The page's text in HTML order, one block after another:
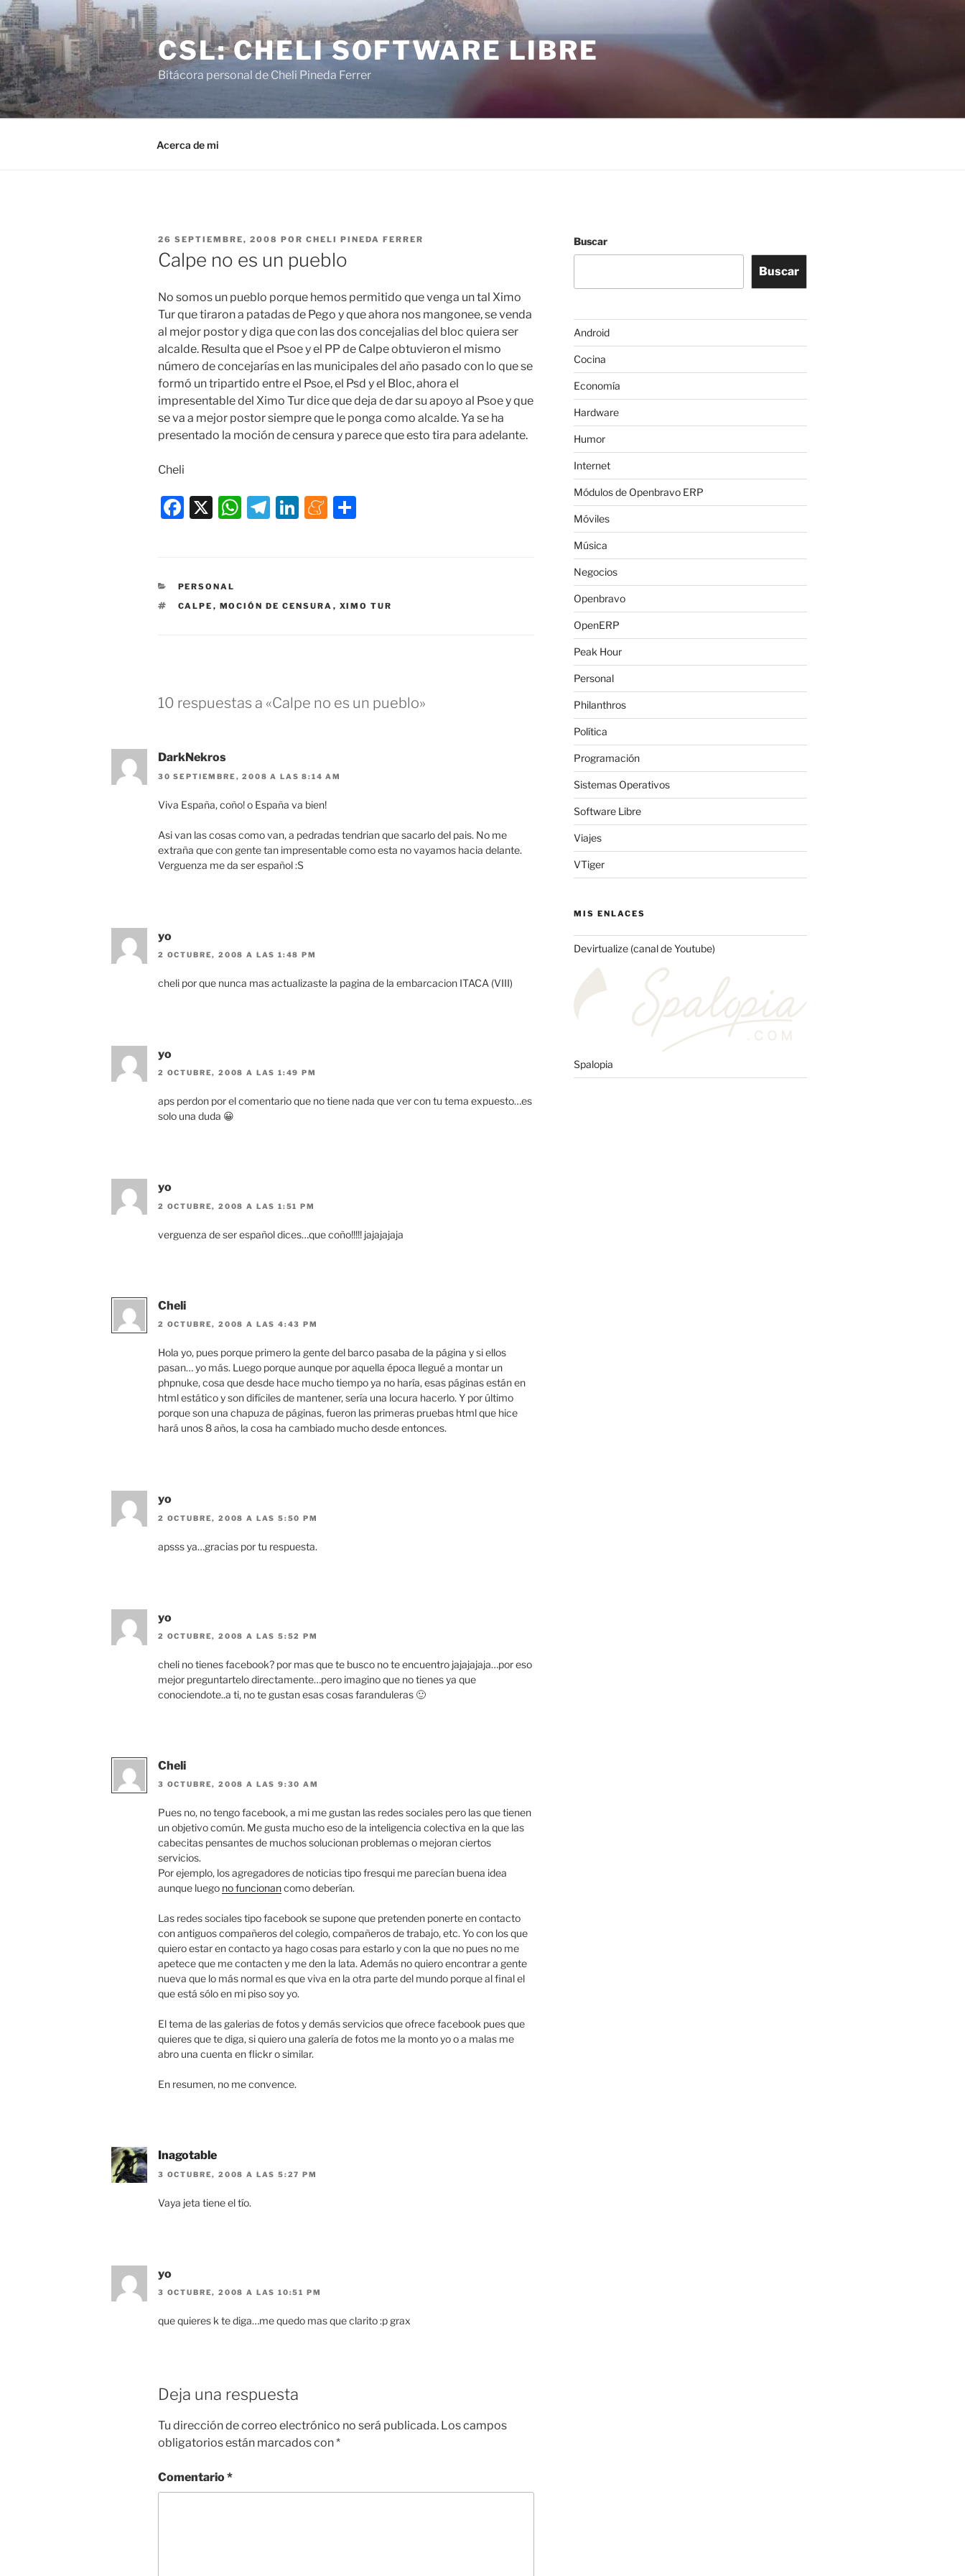
Saltar
al
contenido
CSL: CHELI SOFTWARE LIBRE
Bitácora personal de Cheli Pineda Ferrer
Acerca de mi
PUBLICADO
EL
26 SEPTIEMBRE, 2008 POR CHELI PINEDA FERRER
Calpe no es un pueblo
No somos un pueblo porque hemos permitido que venga un tal Ximo
Tur que tiraron a patadas de Pego y que ahora nos mangonee, se venda
al mejor postor y diga que con las dos concejalias del bloc quiera ser
alcalde. Resulta que el Psoe y el PP de Calpe obtuvieron el mismo
número de concejarías en las municipales del año pasado con lo que se
formó un tripartido entre el Psoe, el Psd y el Bloc, ahora el
impresentable del Ximo Tur dice que deja de dar su apoyo al Psoe y que
se va a mejor postor siempre que le ponga como alcalde. Ya se ha
presentado la moción de censura y parece que esto tira para adelante.
Cheli
F
e
b
X
W
A
T
a
Li
dI
M
a ar
CATEGORÍAS
PERSONAL
ETIQUETAS
CALPE , MOCIÓN DE CENSURA , XIMO TUR
10 respuestas a «Calpe no es un pueblo»
DarkNekros
30 SEPTIEMBRE, 2008 A LAS 8:14 AM
Viva España, coño! o España va bien!
Asi van las cosas como van, a pedradas tendrian que sacarlo del pais. No me
extraña que con gente tan impresentable como esta no vayamos hacia delante.
Verguenza me da ser español :S
yo
2 OCTUBRE, 2008 A LAS 1:48 PM
cheli por que nunca mas actualizaste la pagina de la embarcacion ITACA (VIII)
yo
2 OCTUBRE, 2008 A LAS 1:49 PM
aps perdon por el comentario que no tiene nada que ver con tu tema expuesto…es
solo una duda 😀
yo
2 OCTUBRE, 2008 A LAS 1:51 PM
verguenza de ser español dices…que coño!!!!! jajajajaja
Cheli
2 OCTUBRE, 2008 A LAS 4:43 PM
Hola yo, pues porque primero la gente del barco pasaba de la página y si ellos
pasan… yo más. Luego porque aunque por aquella época llegué a montar un
phpnuke, cosa que desde hace mucho tiempo ya no haría, esas páginas están en
html estático y son difíciles de mantener, sería una locura hacerlo. Y por último
porque son una chapuza de páginas, fueron las primeras pruebas html que hice
hará unos 8 años, la cosa ha cambiado mucho desde entonces.
yo
2 OCTUBRE, 2008 A LAS 5:50 PM
apsss ya…gracias por tu respuesta.
yo
2 OCTUBRE, 2008 A LAS 5:52 PM
cheli no tienes facebook? por mas que te busco no te encuentro jajajajaja…por eso
mejor preguntartelo directamente…pero imagino que no tienes ya que
conociendote..a ti, no te gustan esas cosas faranduleras 🙂
Cheli
3 OCTUBRE, 2008 A LAS 9:30 AM
Pues no, no tengo facebook, a mi me gustan las redes sociales pero las que tienen
un objetivo común. Me gusta mucho eso de la inteligencia colectiva en la que las
cabecitas pensantes de muchos solucionan problemas o mejoran ciertos
servicios.
Por ejemplo, los agregadores de noticias tipo fresqui me parecían buena idea
aunque luego no funcionancomo deberían.
Las redes sociales tipo facebook se supone que pretenden ponerte en contacto
con antiguos compañeros del colegio, compañeros de trabajo, etc. Yo con los que
quiero estar en contacto ya hago cosas para estarlo y con la que no pues no me
apetece que me contacten y me den la lata. Además no quiero encontrar a gente
nueva que lo más normal es que viva en la otra parte del mundo porque al final el
que está sólo en mi piso soy yo.
El tema de las galerias de fotos y demás servicios que ofrece facebook pues que
quieres que te diga, si quiero una galería de fotos me la monto yo o a malas me
abro una cuenta en flickr o similar.
En resumen, no me convence.
Inagotable
3 OCTUBRE, 2008 A LAS 5:27 PM
Vaya jeta tiene el tío.
yo
3 OCTUBRE, 2008 A LAS 10:51 PM
que quieres k te diga…me quedo mas que clarito :p grax
Deja una respuesta
Tu dirección de correo electrónico no será publicada. Los campos
obligatorios están marcados con*
Comentario*
Buscar
Buscar
Android
Cocina
Economía
Hardware
Humor
Internet
Módulos de Openbravo ERP
Móviles
Música
Negocios
Openbravo
OpenERP
Peak Hour
Personal
Philanthros
Política
Programación
Sistemas Operativos
Software Libre
Viajes
VTiger
MIS ENLACES
Devirtualize (canal de Youtube)
Spalopia